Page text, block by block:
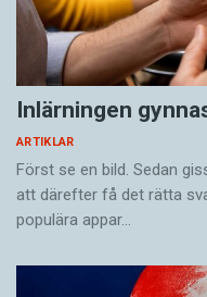
Inlärningen
ARTIKLAR
Först se en bild. Sedan
att därefter få det rätta
populära appar…